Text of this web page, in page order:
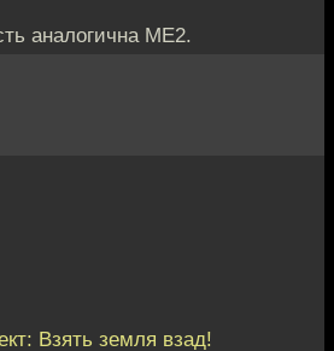
аналогична ME2.
Взять земля взад!